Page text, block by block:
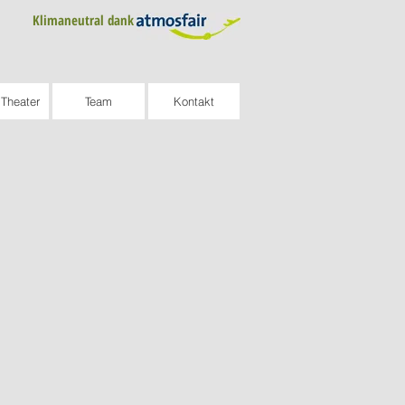
Klimaneutral dank
Team Kontakt